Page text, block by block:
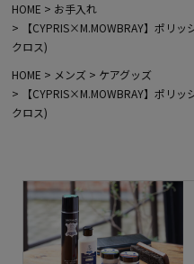
HOME
お手入れ
【CYPRIS×M.MOWBRAY】ポリ
クロス)
HOME
メンズ
ケアグッズ
【CYPRIS×M.MOWBRAY】ポリ
クロス)